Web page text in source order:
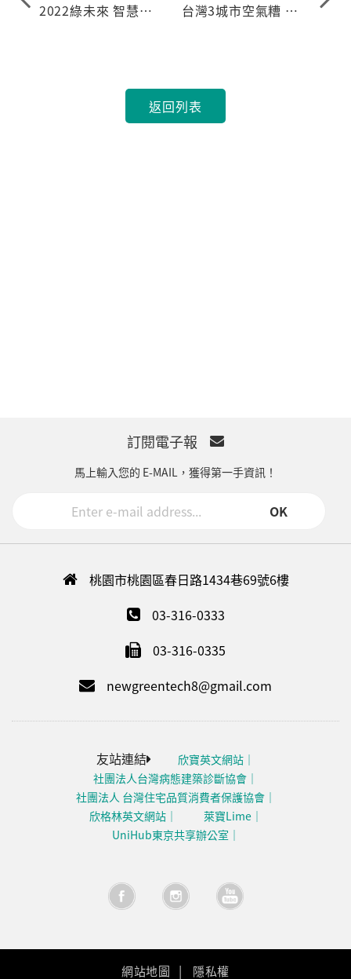
2022綠未來 智慧綠
台灣3城市空氣糟 全
返回列表
訂閱電子報
馬上輸入您的 E-MAIL，獲得第一手資訊！
OK
桃園市桃園區春日路1434巷69號6樓
03-316-0333
03-316-0335
newgreentech8@gmail.com
友站連結
欣寶英文網站
社團法人台灣病態建築診斷協會
社團法人 台灣住宅品質消費者保護協會
欣格林英文網站
萊寶Lime
UniHub東京共享辦公室
網站地圖 隱私權